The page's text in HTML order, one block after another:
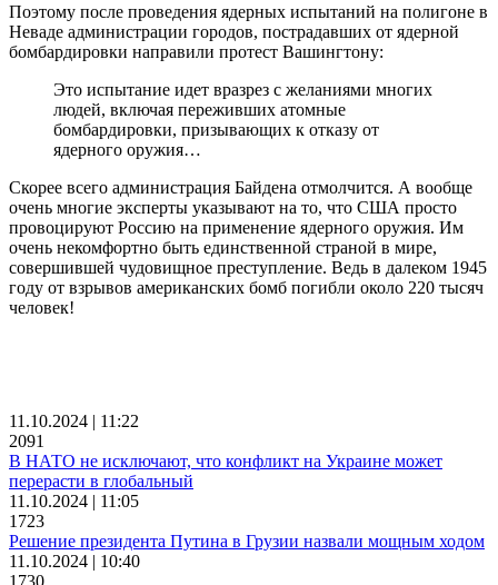
Поэтому после проведения ядерных испытаний на полигоне в
Неваде администрации городов, пострадавших от ядерной
бомбардировки направили протест Вашингтону:
Это испытание идет вразрез с желаниями многих
людей, включая переживших атомные
бомбардировки, призывающих к отказу от
ядерного оружия…
Скорее всего администрация Байдена отмолчится. А вообще
очень многие эксперты указывают на то, что США просто
провоцируют Россию на применение ядерного оружия. Им
очень некомфортно быть единственной страной в мире,
совершившей чудовищное преступление. Ведь в далеком 1945
году от взрывов американских бомб погибли около 220 тысяч
человек!
11.10.2024 | 11:22
2091
В НАТО не исключают, что конфликт на Украине может
перерасти в глобальный
11.10.2024 | 11:05
1723
Решение президента Путина в Грузии назвали мощным ходом
11.10.2024 | 10:40
1730